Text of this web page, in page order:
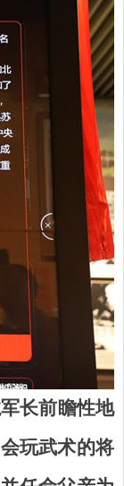
长前瞻性地
玩武术的将